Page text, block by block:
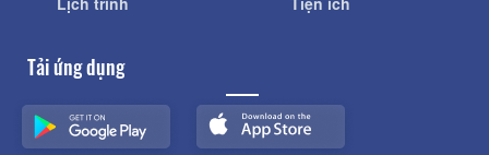
Tải ứng dụng